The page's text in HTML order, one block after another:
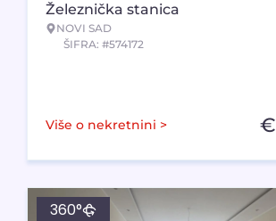
Železnička stanica
NOVI SAD
ŠIFRA: #574172
Više o nekretnini > €
360°